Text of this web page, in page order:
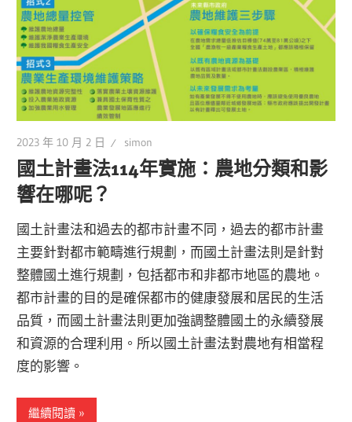
2023 年 10 月 2 日 simon
國土計畫法114年實施：農地分類和影
響在哪呢？
國土計畫法和過去的都市計畫不同，過去的都市計畫
主要針對都市範疇進行規劃，而國土計畫法則是針對
整體國土進行規劃，包括都市和非都市地區的農地。
都市計畫的目的是確保都市的健康發展和居民的生活
品質，而國土計畫法則更加強調整體國土的永續發展
和資源的合理利用。所以國土計畫法對農地有相當程
度的影響。
繼續閱讀